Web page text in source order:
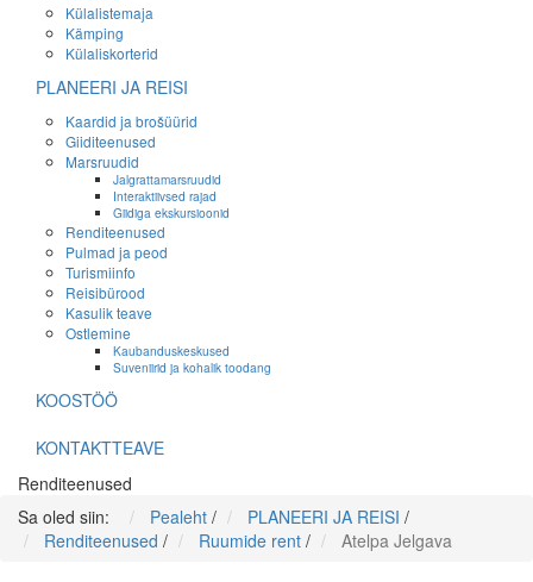
Külalistemaja
Kämping
Külaliskorterid
PLANEERI JA REISI
Kaardid ja brošüürid
Giiditeenused
Marsruudid
Jalgrattamarsruudid
Interaktiivsed rajad
Giidiga ekskursioonid
Renditeenused
Pulmad ja peod
Turismiinfo
Reisibürood
Kasulik teave
Ostlemine
Kaubanduskeskused
Suveniirid ja kohalik toodang
KOOSTÖÖ
KONTAKTTEAVE
Renditeenused
Sa oled siin:
Pealeht / PLANEERI JA REISI /
Renditeenused / Ruumide rent / Atelpa Jelgava